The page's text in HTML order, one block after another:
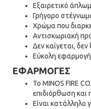
Εξαιρετικό
Γρήγορο
Χρώμα που
Αντισκωριακή
Δεν καίγεται, δεν
Εύκολη εφαρμογή
ΕΦΑΡΜΟΓΕΣ
Το MINOS FIRE
επιδιόρθωση και
Είναι κατάλληλο